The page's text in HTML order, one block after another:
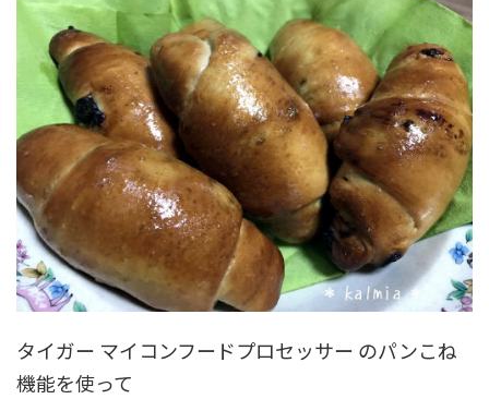
タイガー マイコンフードプロセッサー のパンこね
機能を使って